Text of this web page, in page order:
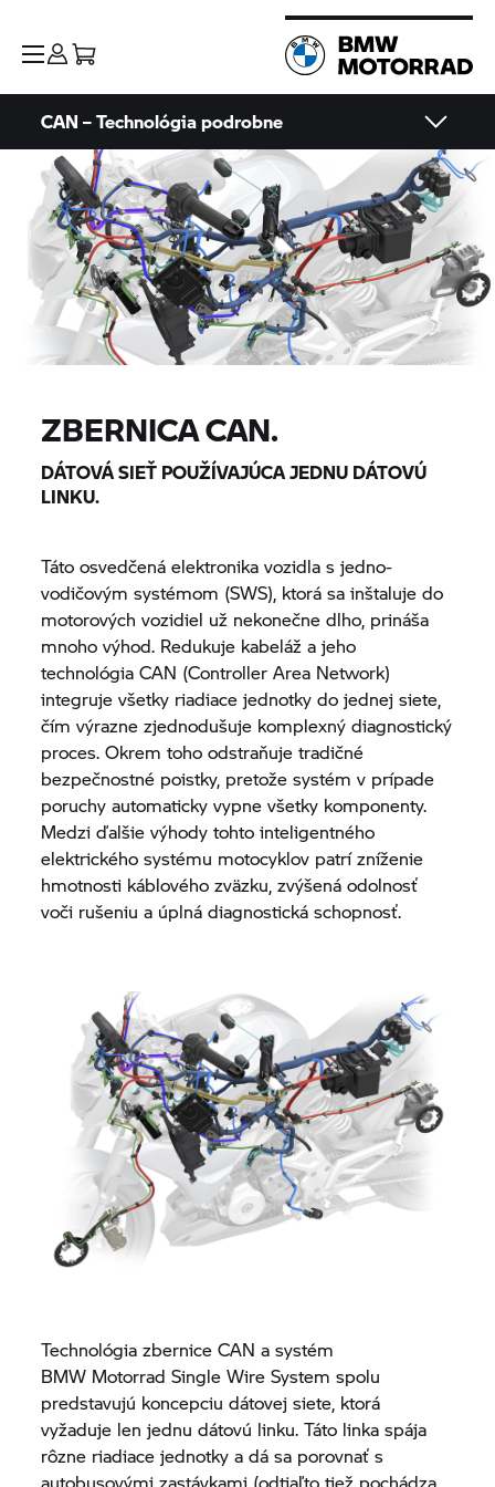
CAN – Technológia podrobne
ZBERNICA CAN.
DÁTOVÁ SIEŤ POUŽÍVAJÚCA JEDNU DÁTOVÚ
LINKU.
Táto osvedčená elektronika vozidla s jedno-
vodičovým systémom (SWS), ktorá sa inštaluje do
motorových vozidiel už nekonečne dlho, prináša
mnoho výhod. Redukuje kabeláž a jeho
technológia CAN (Controller Area Network)
integruje všetky riadiace jednotky do jednej siete,
čím výrazne zjednodušuje komplexný diagnostický
proces. Okrem toho odstraňuje tradičné
bezpečnostné poistky, pretože systém v prípade
poruchy automaticky vypne všetky komponenty.
Medzi ďalšie výhody tohto inteligentného
elektrického systému motocyklov patrí zníženie
hmotnosti káblového zväzku, zvýšená odolnosť
voči rušeniu a úplná diagnostická schopnosť.
Technológia zbernice CAN a systém
BMW Motorrad Single Wire System spolu
predstavujú koncepciu dátovej siete, ktorá
vyžaduje len jednu dátovú linku. Táto linka spája
rôzne riadiace jednotky a dá sa porovnať s